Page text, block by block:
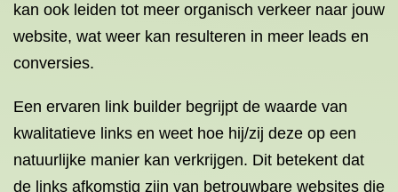
kan ook leiden tot meer organisch verkeer naar jouw
website, wat weer kan resulteren in meer leads en
conversies.
Een ervaren link builder begrijpt de waarde van
kwalitatieve links en weet hoe hij/zij deze op een
natuurlijke manier kan verkrijgen. Dit betekent dat
de links afkomstig zijn van betrouwbare websites die